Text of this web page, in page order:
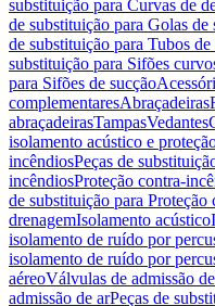
substituição para Curvas de
de substituição para Golas de
de substituição para Tubos
substituição para Sifões
para Sifões de sucção
complementaresAbraçadeiras
abraçadeirasTampasVedantes
isolamento acústico e
incêndiosPeças de
incêndiosProteção contra-
de substituição para Proteção
drenagemIsolamento acústico
isolamento de ruído por
isolamento de ruído por
aéreoVálvulas de admissão
admissão de arPeças de